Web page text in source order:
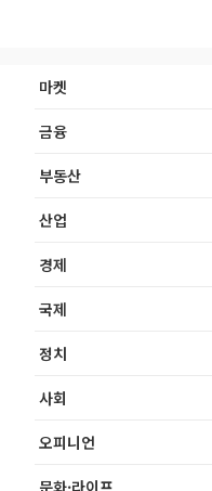
마켓
금융
부동산
산업
경제
국제
정치
사회
오피니언
문화·라이프